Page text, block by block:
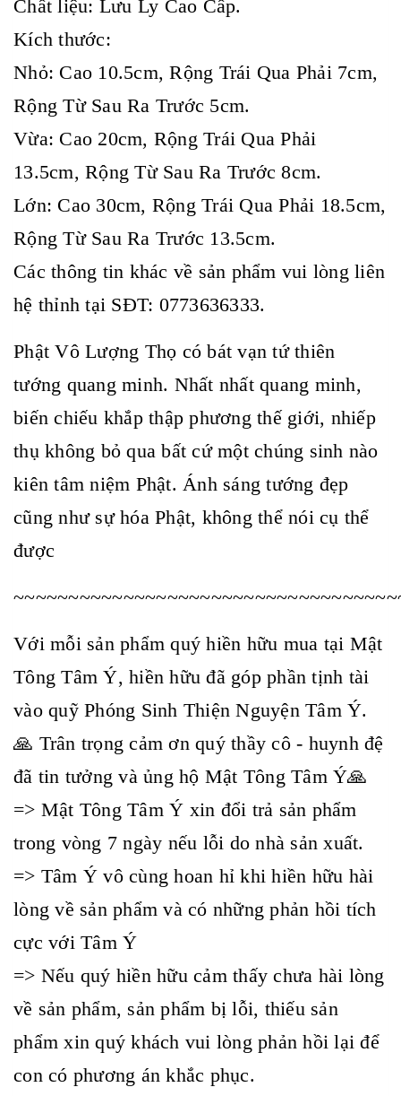
Chất liệu: Lưu Ly Cao Cấp.
Kích thước:
Nhỏ: Cao 10.5cm, Rộng Trái Qua Phải 7cm,
Rộng Từ Sau Ra Trước 5cm.
Vừa: Cao 20cm, Rộng Trái Qua Phải
13.5cm, Rộng Từ Sau Ra Trước 8cm.
Lớn: Cao 30cm, Rộng Trái Qua Phải 18.5cm,
Rộng Từ Sau Ra Trước 13.5cm.
Các thông tin khác về sản phẩm vui lòng liên
hệ thỉnh tại SĐT: 0773636333.
Phật Vô Lượng Thọ có bát vạn tứ thiên
tướng quang minh. Nhất nhất quang minh,
biến chiếu khắp thập phương thế giới, nhiếp
thụ không bỏ qua bất cứ một chúng sinh nào
kiên tâm niệm Phật. Ánh sáng tướng đẹp
cũng như sự hóa Phật, không thể nói cụ thể
được
Với mỗi sản phẩm quý hiền hữu mua tại Mật
Tông Tâm Ý, hiền hữu đã góp phần tịnh tài
vào quỹ Phóng Sinh Thiện Nguyện Tâm Ý.
🙏 Trân trọng cảm ơn quý thầy cô - huynh đệ
đã tin tưởng và ủng hộ Mật Tông Tâm Ý🙏
=> Mật Tông Tâm Ý xin đổi trả sản phẩm
trong vòng 7 ngày nếu lỗi do nhà sản xuất.
=> Tâm Ý vô cùng hoan hỉ khi hiền hữu hài
lòng về sản phẩm và có những phản hồi tích
cực với Tâm Ý
=> Nếu quý hiền hữu cảm thấy chưa hài lòng
về sản phẩm, sản phẩm bị lỗi, thiếu sản
phẩm xin quý khách vui lòng phản hồi lại để
con có phương án khắc phục.